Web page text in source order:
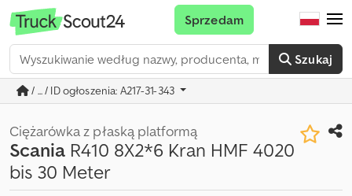
Szukaj
Sprzedam
/ ... / ID ogłoszenia: A217-31-343
Ciężarówka z płaską platformą
Scania R410 8X2*6 Kran HMF 4020
bis 30 Meter